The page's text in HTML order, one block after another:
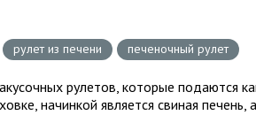
рулет из печени печеночный рулет
рулетов, которые подаются
начинкой является свиная печень,